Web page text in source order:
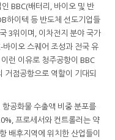
BBC(배터리, 바이오 및 반
하이텍 등 반도체 선도기업들
3위이며, 이차전지 분야 국가
바이오 스퀘어 조성과 전국 유
런 이유로 청주공항이 BBC
거점공항으로 역할이 기대되
공화물 수출액 비중 분포를
프로세서와 컨트롤러는 약
배후지역에 위치한 산업들이